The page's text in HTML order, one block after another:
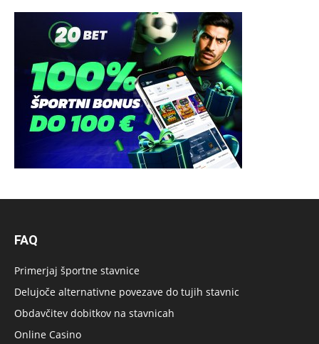
FAQ
Primerjaj športne stavnice
Delujoče alternativne povezave do tujih stavnic
Obdavčitev dobitkov na stavnicah
Online Casino